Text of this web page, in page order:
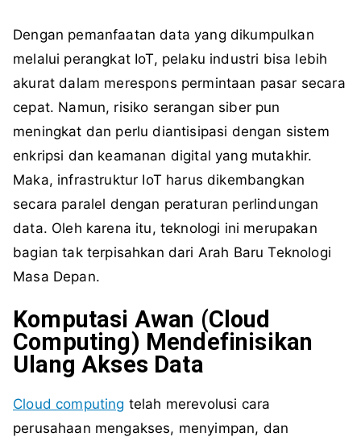
Dengan pemanfaatan data yang dikumpulkan
melalui perangkat IoT, pelaku industri bisa lebih
akurat dalam merespons permintaan pasar secara
cepat. Namun, risiko serangan siber pun
meningkat dan perlu diantisipasi dengan sistem
enkripsi dan keamanan digital yang mutakhir.
Maka, infrastruktur IoT harus dikembangkan
secara paralel dengan peraturan perlindungan
data. Oleh karena itu, teknologi ini merupakan
bagian tak terpisahkan dari Arah Baru Teknologi
Masa Depan.
Komputasi Awan (Cloud
Computing) Mendefinisikan
Ulang Akses Data
Cloud computing telah merevolusi cara
perusahaan mengakses, menyimpan, dan